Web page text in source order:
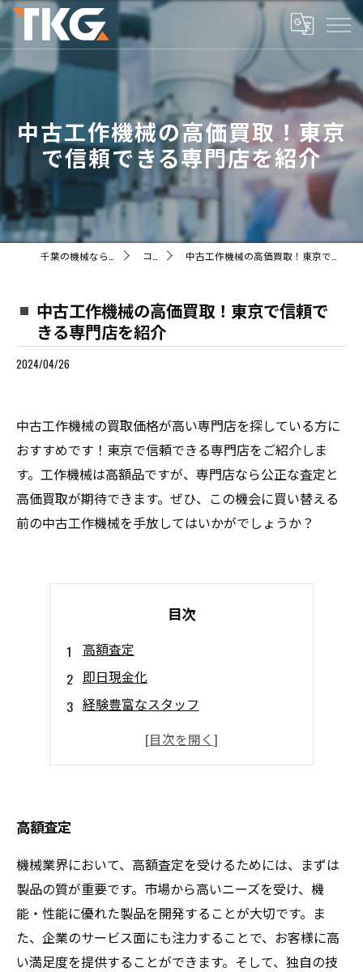
中古工作機械の高価買取！東京
で信頼できる専門店を紹介
コラム 中古工作機械の高価買取！東京で信頼できる専門店を紹介
中古工作機械の高価買取！東京で信頼で
きる専門店を紹介
2024/04/26
中古工作機械の買取価格が高い専門店を探している方に
おすすめです！東京で信頼できる専門店をご紹介しま
す。工作機械は高額品ですが、専門店なら公正な査定と
高価買取が期待できます。ぜひ、この機会に買い替える
前の中古工作機械を手放してはいかがでしょうか？
目次
高額査定
即日現金化
経験豊富なスタッフ
幅広い機種取り扱い
高額査定
機械業界において、高額査定を受けるためには、まずは
製品の質が重要です。市場から高いニーズを受け、機
能・性能に優れた製品を開発することが大切です。ま
た、企業のサービス面にも注力することで、お客様に高
い満足度を提供することができます。そして、独自の技